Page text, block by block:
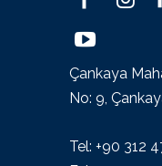
Çankaya
No: 9,
Tel: +90 312